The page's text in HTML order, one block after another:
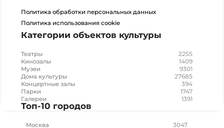
Политика обработки персональных данных
Политика использования cookie
Категории объектов культуры
Театры 2255
Кинозалы 1409
Музеи 9301
Дома культуры 27685
Концертные залы 394
Парки 1747
Галереи 1391
Топ-10 городов
Москва 3047